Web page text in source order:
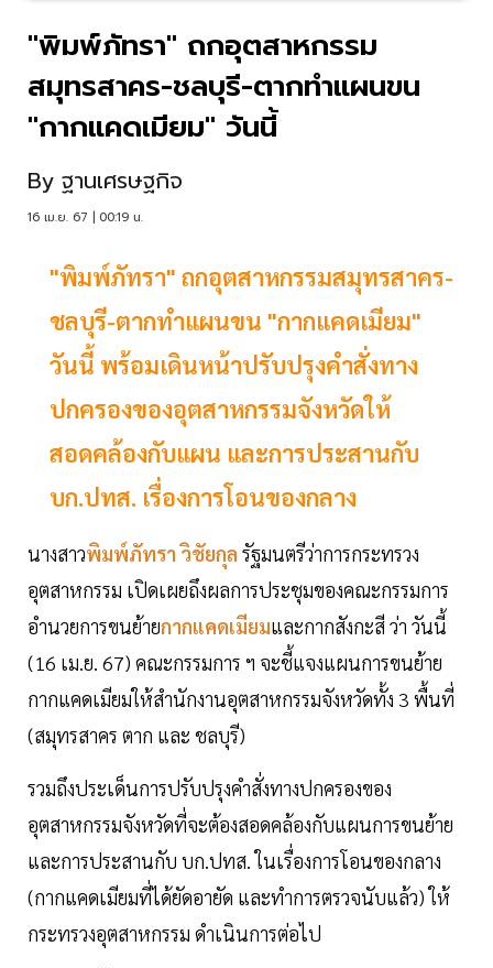
"พิมพ์ภัทรา" ถกอุตสาหกรรม
สมุทรสาคร-ชลบุรี-ตากทำแผนขน
"กากแคดเมียม" วันนี้
By ฐานเศรษฐกิจ
16 เม.ย. 67 | 00:19 น.
"พิมพ์ภัทรา" ถกอุตสาหกรรมสมุทรสาคร-
ชลบุรี-ตากทำแผนขน "กากแคดเมียม"
วันนี้ พร้อมเดินหน้าปรับปรุงคำสั่งทาง
ปกครองของอุตสาหกรรมจังหวัดให้
สอดคล้องกับแผน และการประสานกับ
บก.ปทส. เรื่องการโอนของกลาง
นางสาวพิมพ์ภัทรา วิชัยกุล รัฐมนตรีว่าการกระทรวง
อุตสาหกรรม เปิดเผยถึงผลการประชุมของคณะกรรมการ
อำนวยการขนย้ายกากแคดเมียมและกากสังกะสี ว่า วันนี้
(16 เม.ย. 67) คณะกรรมการ ฯ จะชี้แจงแผนการขนย้าย
กากแคดเมียมให้สำนักงานอุตสาหกรรมจังหวัดทั้ง 3 พื้นที่
(สมุทรสาคร ตาก และ ชลบุรี)
รวมถึงประเด็นการปรับปรุงคำสั่งทางปกครองของ
อุตสาหกรรมจังหวัดที่จะต้องสอดคล้องกับแผนการขนย้าย
และการประสานกับ บก.ปทส. ในเรื่องการโอนของกลาง
(กากแคดเมียมที่ได้ยัดอายัด และทำการตรวจนับแล้ว) ให้
กระทรวงอุตสาหกรรม ดำเนินการต่อไป